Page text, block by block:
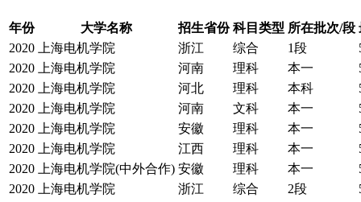
年份 大学名称 招生省份 科目类型 所在批次/段
2020
上海电机学院 浙江 综合 1段
2020
上海电机学院 河南 理科 本一
2020
上海电机学院 河北 理科 本科
2020
上海电机学院 河南 文科 本一
2020
上海电机学院 安徽 理科 本一
2020
上海电机学院 江西 理科 本一
2020
上海电机学院(中外合作) 安徽 理科 本一
2020
上海电机学院 浙江 综合 2段